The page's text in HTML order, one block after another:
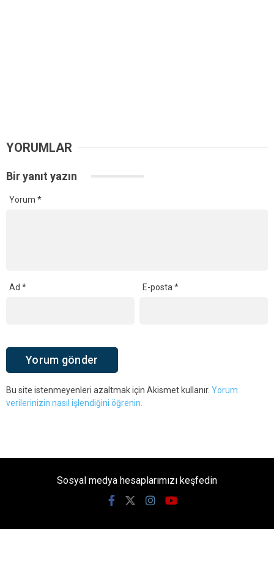
YORUMLAR
Bir yanıt yazın
Yorum *
Ad * E-posta*
Bu site istenmeyenleri azaltmak için Akismet kullanır. Yorum
verilerinizin nasıl işlendiğini öğrenin.
Sosyal medya hesaplarımızı keşfedin